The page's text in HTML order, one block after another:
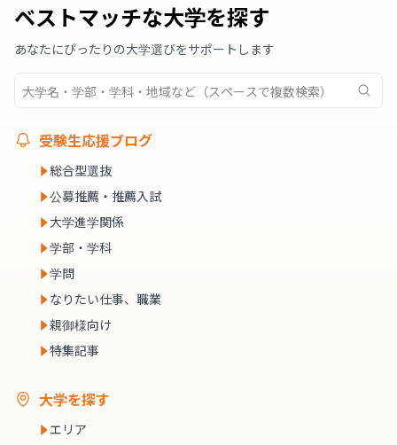
ベストマッチな大学を探す
あなたにぴったりの大学選びをサポートします
受験生応援ブログ
総合型選抜
公募推薦・推薦入試
大学進学関係
学部・学科
学問
なりたい仕事、職業
親御様向け
特集記事
大学を探す
エリア